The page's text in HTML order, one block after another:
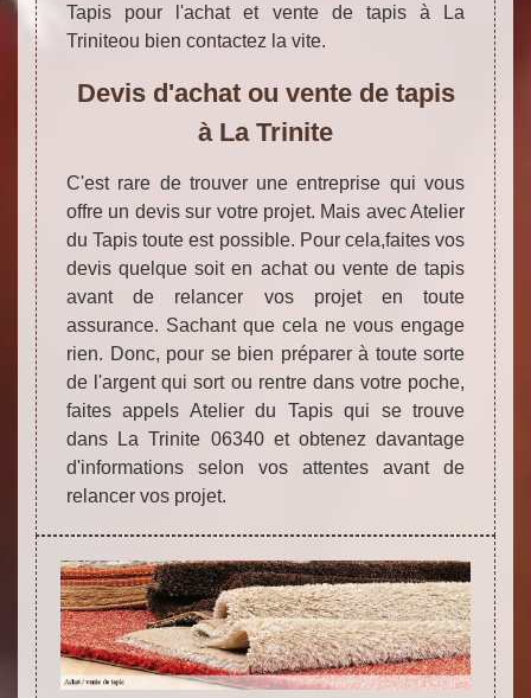
Tapis pour l'achat et vente de tapis à La
Triniteou bien contactez la vite.
Devis d'achat ou vente de tapis
à La Trinite
C'est rare de trouver une entreprise qui vous
offre un devis sur votre projet. Mais avec Atelier
du Tapis toute est possible. Pour cela,faites vos
devis quelque soit en achat ou vente de tapis
avant de relancer vos projet en toute
assurance. Sachant que cela ne vous engage
rien. Donc, pour se bien préparer à toute sorte
de l'argent qui sort ou rentre dans votre poche,
faites appels Atelier du Tapis qui se trouve
dans La Trinite 06340 et obtenez davantage
d'informations selon vos attentes avant de
relancer vos projet.